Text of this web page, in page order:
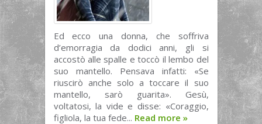
Ed ecco una donna, che soffriva
d’emorragia da dodici anni, gli si
accostò alle spalle e toccò il lembo del
suo mantello. Pensava infatti: «Se
riuscirò anche solo a toccare il suo
mantello, sarò guarita». Gesù,
voltatosi, la vide e disse: «Coraggio,
figliola, la tua fede... Read more »